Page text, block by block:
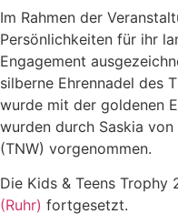
Im Rahmen der
Persönlichkeiten für ihr
Engagement
silberne Ehrennadel des
wurde mit der goldenen
wurden durch Saskia
(TNW) vorgenommen.
Die Kids & Teens Trophy
(Ruhr) fortgesetzt.